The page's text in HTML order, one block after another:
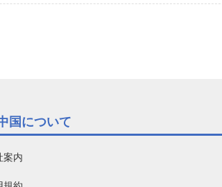
国について
案内